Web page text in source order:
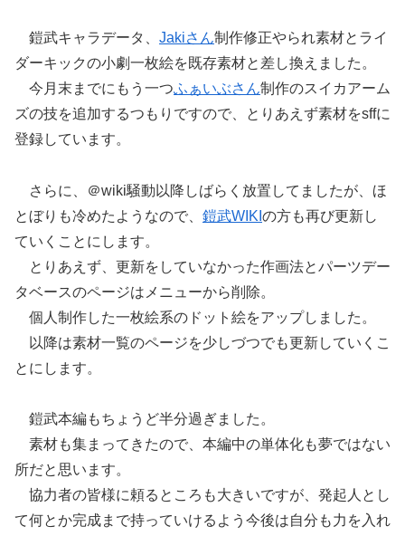
鎧武キャラデータ、 Jakiさん制作修正やられ素材とライ
ダーキックの小劇一枚絵を既存素材と差し換えました。
今月末までにもう一つふぁいぶさん制作のスイカアーム
ズの技を追加するつもりですので、とりあえず素材をsffに
登録しています。
さらに、＠wiki騒動以降しばらく放置してましたが、ほ
とぼりも冷めたようなので、 鎧武WIKI の方も再び更新し
ていくことにします。
とりあえず、更新をしていなかった作画法とパーツデー
タベースのページはメニューから削除。
個人制作した一枚絵系のドット絵をアップしました。
以降は素材一覧のページを少しづつでも更新していくこ
とにします。
鎧武本編もちょうど半分過ぎました。
素材も集まってきたので、本編中の単体化も夢ではない
所だと思います。
協力者の皆様に頼るところも大きいですが、発起人とし
て何とか完成まで持っていけるよう今後は自分も力を入れ